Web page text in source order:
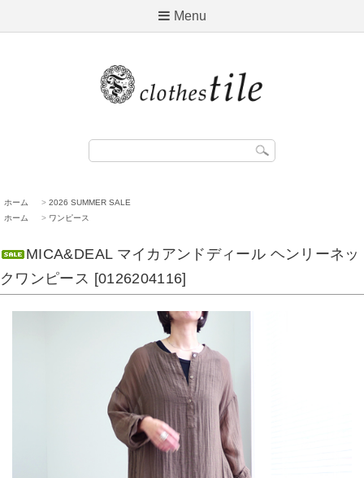
Menu
ホーム > 2026 SUMMER SALE
ホーム
> ワンピース
MICA&DEAL マイカアンドディール ヘンリーネッ
クワンピース [0126204116]